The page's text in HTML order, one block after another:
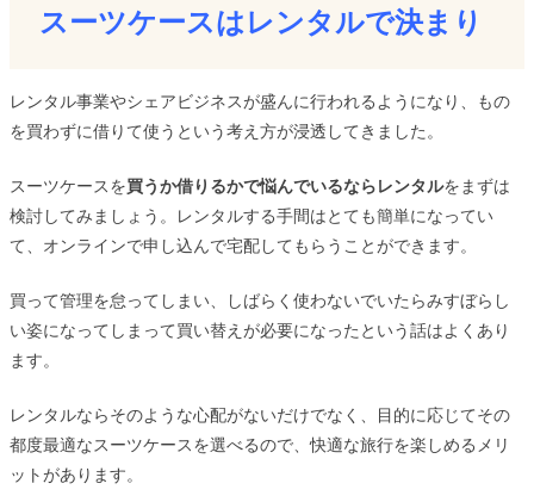
スーツケースはレンタルで決まり
レンタル事業やシェアビジネスが盛んに行われるようになり、もの
を買わずに借りて使うという考え方が浸透してきました。
スーツケースを買うか借りるかで悩んでいるならレンタルをまずは
検討してみましょう。レンタルする手間はとても簡単になってい
て、オンラインで申し込んで宅配してもらうことができます。
買って管理を怠ってしまい、しばらく使わないでいたらみすぼらし
い姿になってしまって買い替えが必要になったという話はよくあり
ます。
レンタルならそのような心配がないだけでなく、目的に応じてその
都度最適なスーツケースを選べるので、快適な旅行を楽しめるメリ
ットがあります。